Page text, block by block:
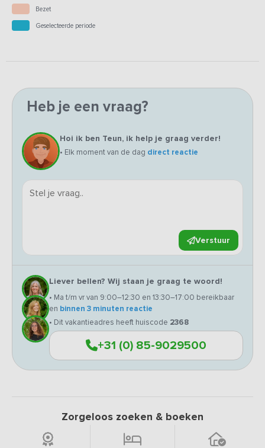
Bezet
Geselecteerde periode
Heb je een vraag?
Hoi ik ben Teun, ik help je graag verder!
• Elk moment van de dag direct reactie
Verstuur
Liever bellen? Wij staan je graag te woord!
• Ma t/m vr van 9:00–12:30 en 13:30–17:00 bereikbaar
en binnen 3 minuten reactie
• Dit vakantieadres heeft huiscode 2368
+31 (0) 85-9029500
Zorgeloos zoeken & boeken